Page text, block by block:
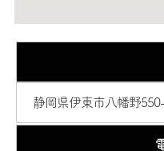
静岡県伊東市八幡野